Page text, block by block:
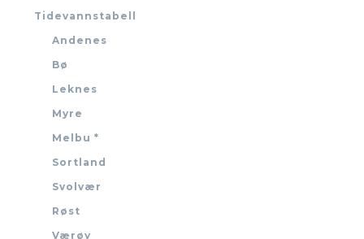
Tidevannstabell
Andenes
Bø
Leknes
Myre
Melbu *
Sortland
Svolvær
Røst
Værøy